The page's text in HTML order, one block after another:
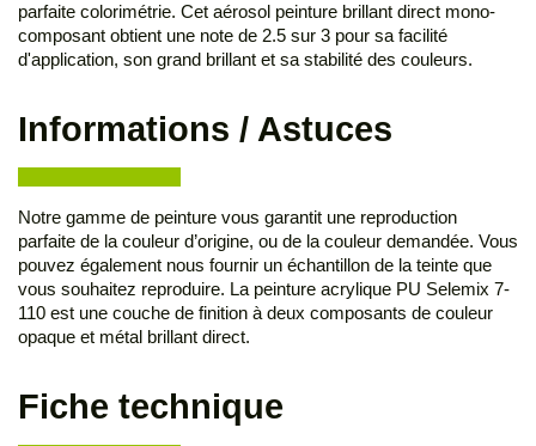
parfaite colorimétrie. Cet aérosol peinture brillant direct mono-
composant obtient une note de 2.5 sur 3 pour sa facilité
d'application, son grand brillant et sa stabilité des couleurs.
Informations / Astuces
Notre gamme de peinture vous garantit une reproduction
parfaite de la couleur d’origine, ou de la couleur demandée. Vous
pouvez également nous fournir un échantillon de la teinte que
vous souhaitez reproduire. La peinture acrylique PU Selemix 7-
110 est une couche de finition à deux composants de couleur
opaque et métal brillant direct.
Fiche technique